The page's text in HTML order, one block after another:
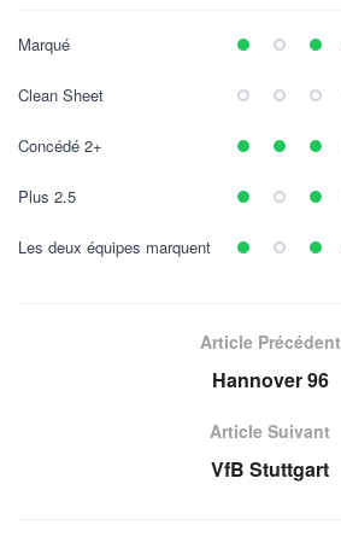
Marqué
Clean Sheet
Concédé 2+
Plus 2.5
Les deux équipes marquent
Article Précédent
Hannover 96
Article Suivant
VfB Stuttgart